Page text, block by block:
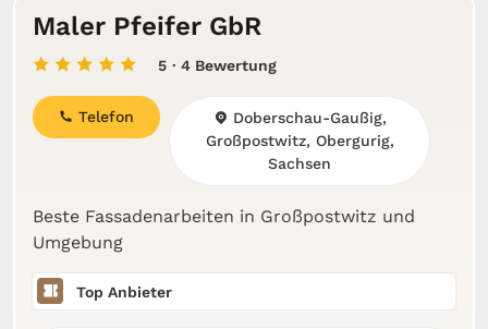
Maler Pfeifer GbR
5 · 4 Bewertung
Beste Fassadenarbeiten in Großpostwitz und
Umgebung
Telefon
Doberschau-Gaußig,
Großpostwitz, Obergurig,
Sachsen
Top Anbieter